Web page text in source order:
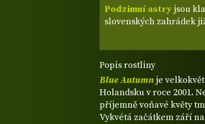
Podzimní astry jsou
slovenských zahrádek
Popis rostliny
Blue Autumn je
Holandsku v roce 2001.
příjemně voňavé květy
Vykvétá začátkem září